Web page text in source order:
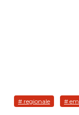
# regionale #